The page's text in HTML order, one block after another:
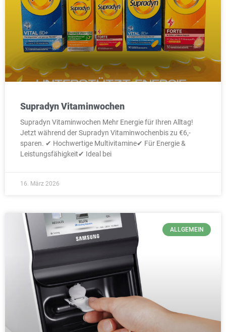
Supradyn Vitaminwochen
Supradyn Vitaminwochen Mehr Energie für Ihren Alltag!
Jetzt während der Supradyn Vitaminwochenbis zu €6,-
sparen. ✔ Hochwertige Multivitamine✔ Für Energie &
Leistungsfähigkeit✔ Ideal bei
16. März 2026
ALLGEMEIN